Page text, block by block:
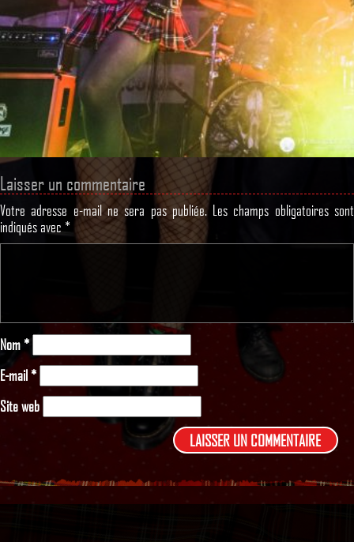
Laisser un commentaire
Votre adresse e-mail ne sera pas publiée. Les champs obligatoires sont
indiqués avec *
Nom*
E-mail*
Site web